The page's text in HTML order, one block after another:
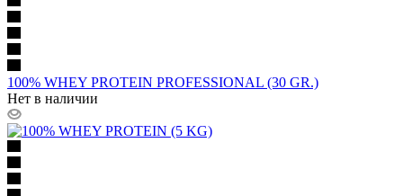
100% WHEY PROTEIN PROFESSIONAL (30 GR.)
Нет в наличии